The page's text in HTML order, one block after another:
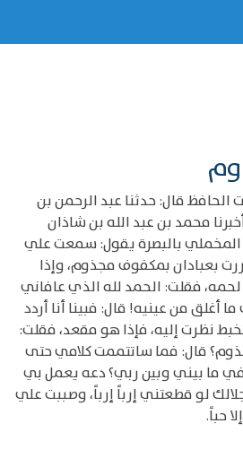
الحافظ قال: حدثنا عبد الرحمن بن
محمد بن عبد الله بن شاذان
بالبصرة يقول: سمعت علي
بعبادان بمكفوف مجذوم، وإذا
لحمه، فقلت: الحمد لله الذي عافاني
أغلق من عينيه! قال: فبينا أنا أردد
نظرت إليه، فإذا هو مقعد، فقلت:
قال: فما ساتتممت كلامي حتى
ما بيني وبين ربي؟ دعه يعمل بي
لو قطعتني إرباً إرباً، وصببت علي
حباً.